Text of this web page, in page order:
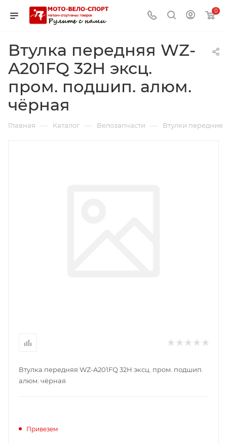
0
Втулка передняя WZ-
A201FQ 32Н эксц.
пром. подшип. алюм.
чёрная
Главная — Каталог — Велозапчасти — Втулки передние
Втулка передняя WZ-A201FQ 32Н эксц. пром. подшип.
алюм. чёрная
Привезем